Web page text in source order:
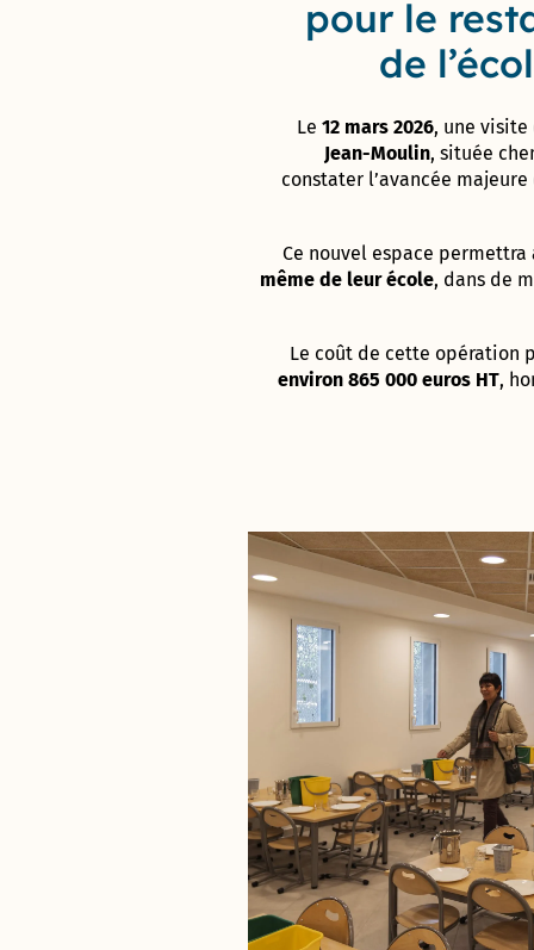
pour le
de
Le 12 mars 2026, une visite
Jean-Moulin, située
constater l’avancée majeure
Ce nouvel espace permettra
même de leurécole, dans de
Le coût de cette opération
environ 865 000 euros HT,